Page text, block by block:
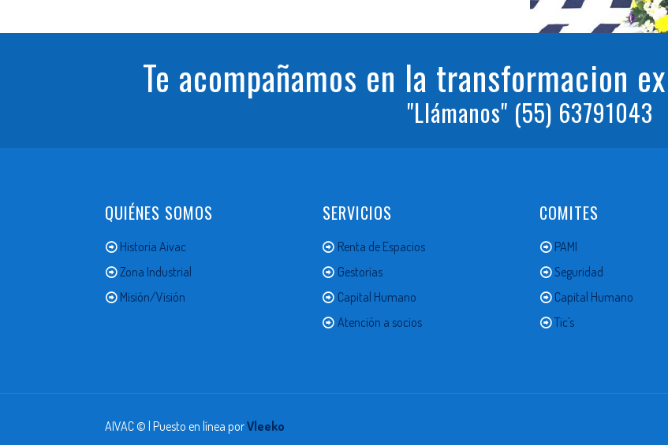
Te acompañamos en la transformacion
"Llámanos" (55) 63791043
QUIÉNES SOMOS
Historia Aivac
Zona Industrial
Misión/Visión
SERVICIOS
Renta de Espacios
Gestorías
Capital Humano
Atención a socios
COMITES
PAMI
Seguridad
Capital Humano
Tic´s
AIVAC © | Puesto en línea porVleeko